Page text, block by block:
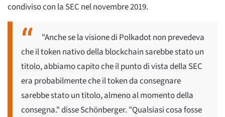
condiviso con la SEC nel novembre 2019.
"Anche se la visione di Polkadot non prevedeva
che il token nativo della blockchain sarebbe stato un
titolo, abbiamo capito che il punto di vista della SEC
era probabilmente che il token da consegnare
sarebbe stato un titolo, almeno al momento della
consegna." disse Schönberger. "Qualsiasi cosa fosse